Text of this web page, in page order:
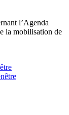
l’Agenda
la mobilisation de